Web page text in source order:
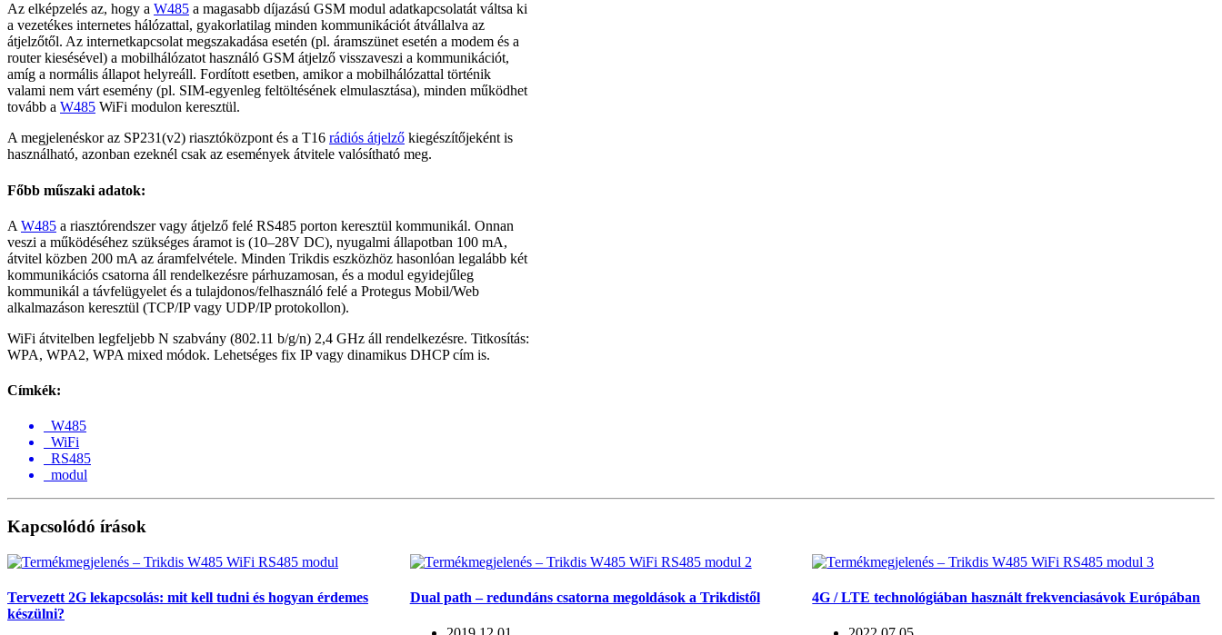
Az elképzelés az, hogy a W485 a magasabb díjazású GSM modul adatkapcsolatát váltsa ki
a vezetékes internetes hálózattal, gyakorlatilag minden kommunikációt átvállalva az
átjelzőtől. Az internetkapcsolat megszakadása esetén (pl. áramszünet esetén a modem és a
router kiesésével) a mobilhálózatot használó GSM átjelző visszaveszi a kommunikációt,
amíg a normális állapot helyreáll. Fordított esetben, amikor a mobilhálózattal történik
valami nem várt esemény (pl. SIM-egyenleg feltöltésének elmulasztása), minden működhet
tovább a W485 WiFi modulon keresztül.
A megjelenéskor az SP231(v2) riasztóközpont és a T16 rádiós átjelző kiegészítőjeként is
használható, azonban ezeknél csak az események átvitele valósítható meg.
Főbb műszaki adatok:
A W485 a riasztórendszer vagy átjelző felé RS485 porton keresztül kommunikál. Onnan
veszi a működéséhez szükséges áramot is (10–28V DC), nyugalmi állapotban 100 mA,
átvitel közben 200 mA az áramfelvétele. Minden Trikdis eszközhöz hasonlóan legalább két
kommunikációs csatorna áll rendelkezésre párhuzamosan, és a modul egyidejűleg
kommunikál a távfelügyelet és a tulajdonos/felhasználó felé a Protegus Mobil/Web
alkalmazáson keresztül (TCP/IP vagy UDP/IP protokollon).
WiFi átvitelben legfeljebb N szabvány (802.11 b/g/n) 2,4 GHz áll rendelkezésre. Titkosítás:
WPA, WPA2, WPA mixed módok. Lehetséges fix IP vagy dinamikus DHCP cím is.
Címkék:
W485
WiFi
RS485
modul
Kapcsolódó írások
Tervezett 2G lekapcsolás: mit kell tudni és hogyan érdemes
készülni?
Dual path – redundáns csatorna megoldások a Trikdistől 4G / LTE technológiában használt frekvenciasávok Európában